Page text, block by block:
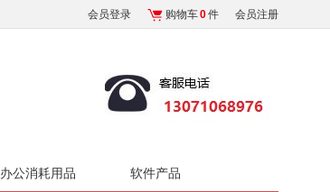
会员登录 购物车0件 会员注册
办公消耗用品 软件产品